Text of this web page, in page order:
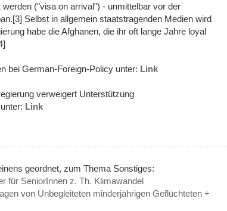
("visa on arrival") - unmittelbar vor der
Selbst in allgemein staatstragenden Medien wird
habe die Afghanen, die ihr oft lange Jahre loyal
bei German-Foreign-Policy unter: Link
verweigert Unterstützung
Link
geordnet, zum Thema Sonstiges:
für SeniorInnen z. Th. Klimawandel
von Unbegleiteten minderjährigen Geflüchteten +